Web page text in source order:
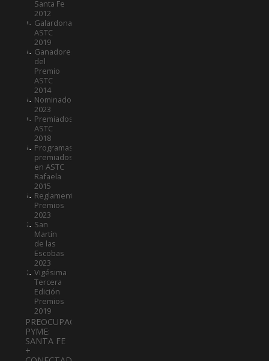
Santa Fe
2012
Galardonados
ASTC
2019
Ganadores
del
Premio
ASTC
2014
Nominados
2023
Premiados
ASTC
2018
Programas
premiados
en ASTC
Rafaela
2015
Reglamento
Premios
2023
San
Martín
de las
Escobas
2023
Vigésima
Tercera
Edición
Premios
2019
PREOCUPACIÓN
PYME:
SANTA FE
+